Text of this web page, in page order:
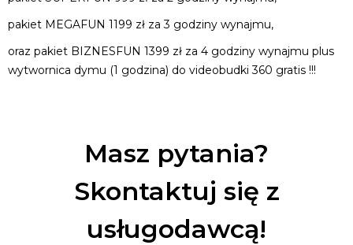
pakiet MEGAFUN 1199 zł za 3 godziny wynajmu,
oraz pakiet BIZNESFUN 1399 zł za 4 godziny wynajmu plus
wytwornica dymu (1 godzina) do videobudki 360 gratis !!!
Masz pytania?
Skontaktuj się z
usługodawcą!